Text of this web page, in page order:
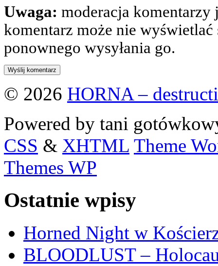
Uwaga: moderacja komentarzy
komentarz może nie
ponownego wysyłania go.
© 2026 HORNA –
Powered by tani
CSS & XHTML Theme
Themes WP
Ostatnie wpisy
Horned Night w
BLOODLUST –